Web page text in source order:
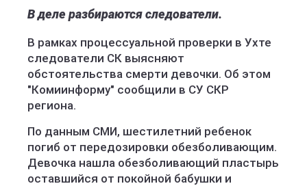
В деле разбираются следователи.
В рамках процессуальной проверки в Ухте
следователи СК выясняют
обстоятельства смерти девочки. Об этом
"Комиинформу" сообщили в СУ СКР
региона.
По данным СМИ, шестилетний ребенок
погиб от передозировки обезболивающим.
Девочка нашла обезболивающий пластырь
оставшийся от покойной бабушки и